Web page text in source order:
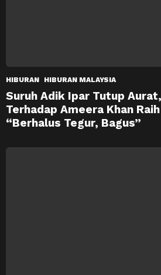
HIBURAN HIBURAN MALAYSIA
Suruh Adik Ipar Tutup
Terhadap Ameera Khan
“Berhalus Tegur, Bagus”